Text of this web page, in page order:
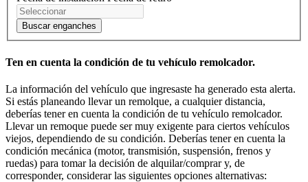
Buscar enganches
Ten en cuenta la condición de tu vehículo remolcador.
La información del vehículo que ingresaste ha generado esta alerta.
Si estás planeando llevar un remolque, a cualquier distancia,
deberías tener en cuenta la condición de tu vehículo remolcador.
Llevar un remoque puede ser muy exigente para ciertos vehículos
viejos, dependiendo de su condición. Deberías tener en cuenta la
condición mecánica (motor, transmisión, suspensión, frenos y
ruedas) para tomar la decisión de alquilar/comprar y, de
corresponder, considerar las siguientes opciones alternativas: